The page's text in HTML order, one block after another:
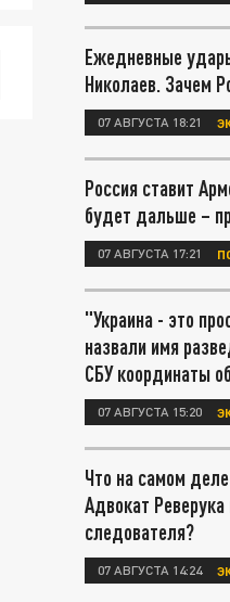
Ежедневные
Николаев. Зачем
07 АВГУСТА 18:21
Россия ставит
будет дальше –
07 АВГУСТА 17:21
"Украина - это
назвали имя
СБУ координаты
07 АВГУСТА 15:20
Что на самом
Адвокат
следователя?
07 АВГУСТА 14:24